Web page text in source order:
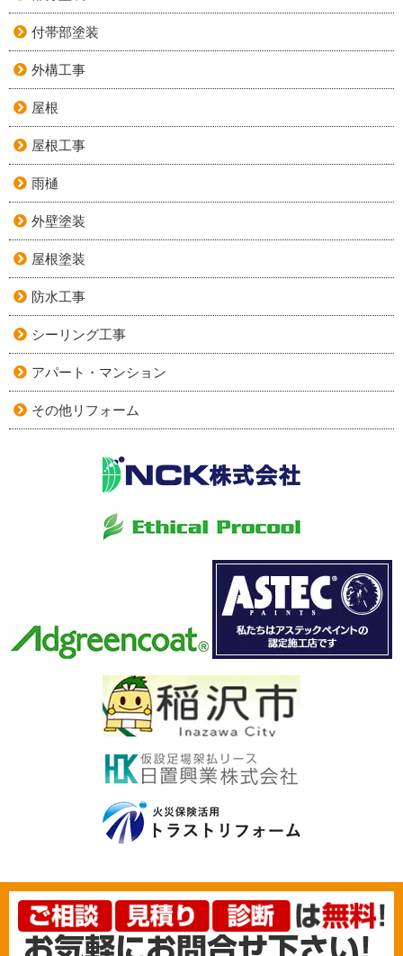
付帯部塗装
外構工事
屋根
屋根工事
雨樋
外壁塗装
屋根塗装
防水工事
シーリング工事
アパート・マンション
その他リフォーム